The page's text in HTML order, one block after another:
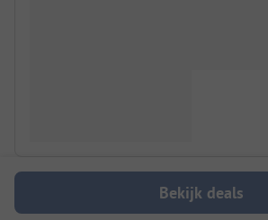
Bekijk deals